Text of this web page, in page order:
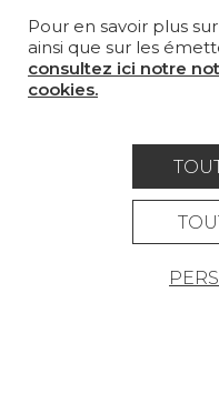
LA MAISON
OÙ NOUS
Carrière
Pour en savoir plus
ainsi que sur les
consultez ici notre
cookies.